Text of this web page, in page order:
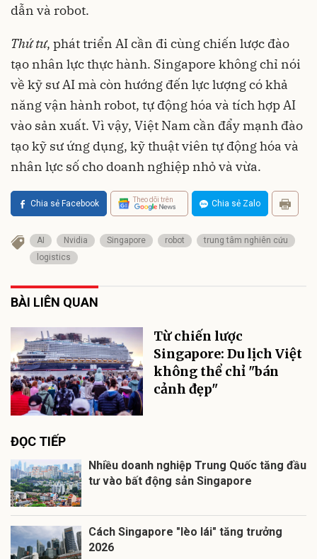
dẫn và robot.
Thứ tư, phát triển AI cần đi cùng chiến lược đào
tạo nhân lực thực hành. Singapore không chỉ nói
về kỹ sư AI mà còn hướng đến lực lượng có khả
năng vận hành robot, tự động hóa và tích hợp AI
vào sản xuất. Vì vậy, Việt Nam cần đẩy mạnh đào
tạo kỹ sư ứng dụng, kỹ thuật viên tự động hóa và
nhân lực số cho doanh nghiệp nhỏ và vừa.
Chia sẻ Facebook Theo dõi trên Chia sẻ Zalo
AI Nvidia Singapore robot
trung tâm nghiên cứu
logistics
BÀI LIÊN QUAN
Từ chiến lược
Singapore: Du lịch Việt
không thể chỉ "bán
cảnh đẹp"
ĐỌC TIẾP
Nhiều doanh nghiệp Trung Quốc tăng đầu
tư vào bất động sản Singapore
Cách Singapore "lèo lái" tăng trưởng
2026